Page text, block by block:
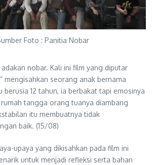
Foto : Panitia Nobar
nobar. Kali ini film yang diputar
mengisahkan seorang anak bernama
berusia 12 tahun, ia berbakat tapi emosinya
tangga orang tuanya diambang
itu membuatnya tidak
baik. (15/08)
upaya yang dikisahkan pada film ini
untuk menjadi refleksi serta bahan